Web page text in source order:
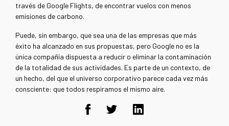
través de Google Flights, de encontrar vuelos con menos
emisiones de carbono.
Puede, sin embargo, que sea una de las empresas que más
éxito ha alcanzado en sus propuestas, pero Google no es la
única compañía dispuesta a reducir o eliminar la contaminación
de la totalidad de sus actividades. Es parte de un contexto, de
un hecho, del que el universo corporativo parece cada vez más
consciente: que todos respiramos el mismo aire.